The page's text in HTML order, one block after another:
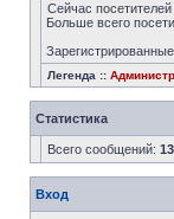
Сейчас
Больше всего
Легенда ::
Статистика
Всего сообщений:
Вход